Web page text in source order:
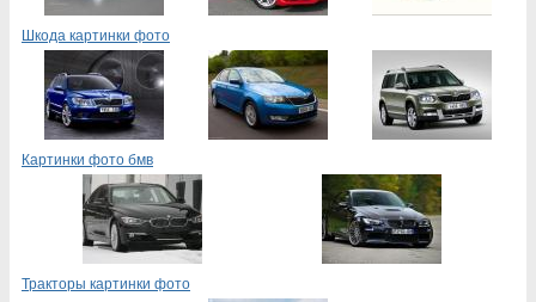
Шкода картинки фото
Картинки фото бмв
Тракторы картинки фото